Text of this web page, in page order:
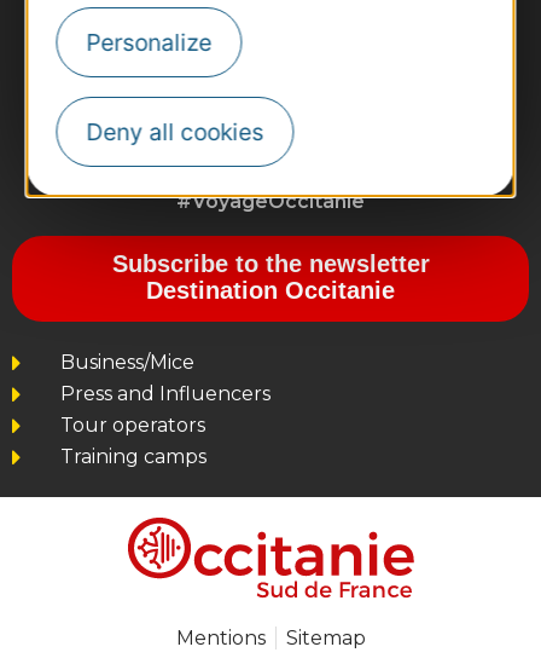
Personalize
Deny all cookies
#VoyageOccitanie
Subscribe to the newsletter
Destination Occitanie
Business/Mice
Press and Influencers
Tour operators
Training camps
Mentions Sitemap